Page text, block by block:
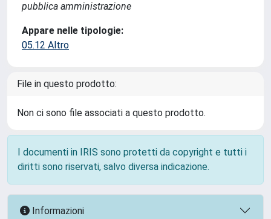
pubblica amministrazione
Appare nelle tipologie:
05.12 Altro
File in questo prodotto:
Non ci sono file associati a questo prodotto.
I documenti in IRIS sono protetti da copyright e tutti i
diritti sono riservati, salvo diversa indicazione.
Informazioni